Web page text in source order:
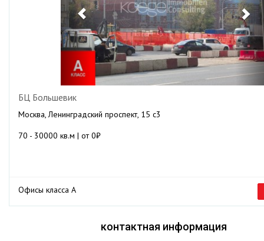
БЦ Большевик
Москва, Ленинградский проспект, 15 с3
70 - 30000 кв.м | от 0₽
Офисы класса А
контактная информация